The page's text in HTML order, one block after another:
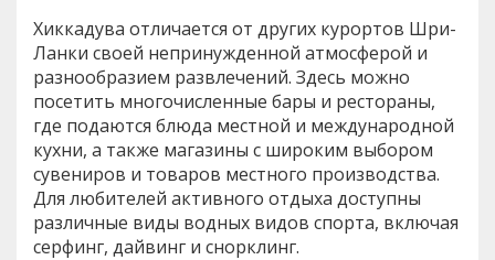
Хиккадува отличается от других курортов Шри-
Ланки своей непринужденной атмосферой и
разнообразием развлечений. Здесь можно
посетить многочисленные бары и рестораны,
где подаются блюда местной и международной
кухни, а также магазины с широким выбором
сувениров и товаров местного производства.
Для любителей активного отдыха доступны
различные виды водных видов спорта, включая
серфинг, дайвинг и снорклинг.